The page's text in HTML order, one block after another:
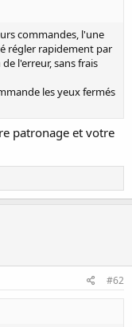
commandes, l'une
régler rapidement par
l'erreur, sans frais
les yeux fermés
patronage et votre
#62